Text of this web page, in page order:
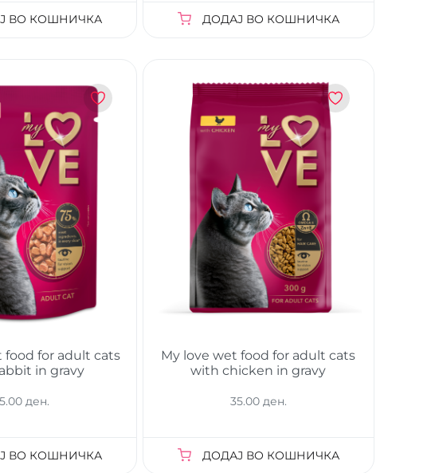
ВО КОШНИЧКА ДОДАЈ ВО КОШНИЧКА
food for adult cats
in gravy
ден.
ВО КОШНИЧКА
My love wet food for adult cats
with chicken in gravy
35.00 ден.
ДОДАЈ ВО КОШНИЧКА